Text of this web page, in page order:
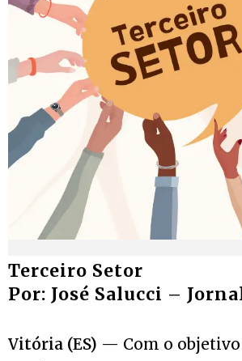
Terceiro Setor
Por: José Salucci –
Vitória (ES) — Com o